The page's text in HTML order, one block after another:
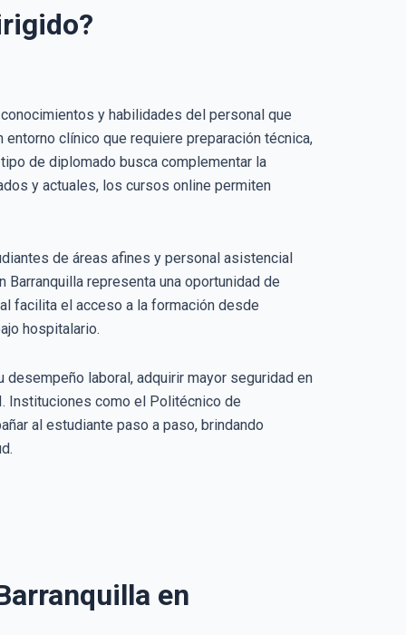
y habilidades del personal que
clínico que requiere preparación técnica,
de diplomado busca complementar la
y actuales, los cursos online permiten
de áreas afines y personal asistencial
representa una oportunidad de
facilita el acceso a la formación desde
hospitalario.
laboral, adquirir mayor seguridad en
Instituciones como el Politécnico de
al estudiante paso a paso, brindando
en